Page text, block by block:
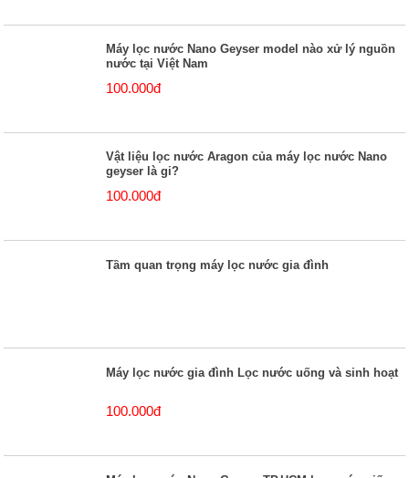
Máy lọc nước Nano Geyser model nào xử lý nguồn
nước tại Việt Nam
100.000đ
Vật liệu lọc nước Aragon của máy lọc nước Nano
geyser là gi?
100.000đ
Tầm quan trọng máy lọc nước gia đình
Máy lọc nước gia đình Lọc nước uống và sinh hoạt
100.000đ